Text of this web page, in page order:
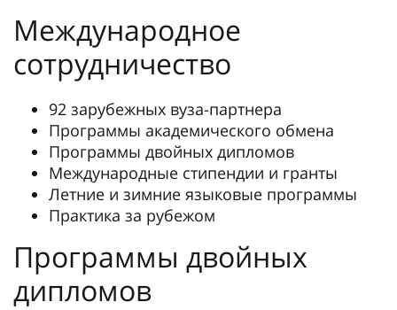
Международное
сотрудничество
92 зарубежных вуза-партнера
Программы академического обмена
Программы двойных дипломов
Международные стипендии и гранты
Летние и зимние языковые программы
Практика за рубежом
Программы двойных
дипломов